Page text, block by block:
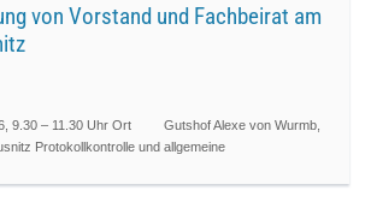
von Vorstand und Fachbeirat am
9.30 – 11.30 Uhr Ort Gutshof Alexe von Wurmb,
Protokollkontrolle und allgemeine